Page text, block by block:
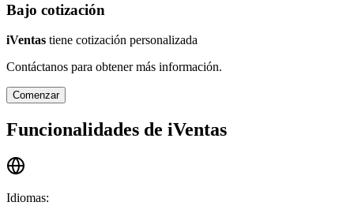
Bajo cotización
iVentas tiene cotización personalizada
Contáctanos para obtener más información.
Comenzar
Funcionalidades de iVentas
Idiomas: